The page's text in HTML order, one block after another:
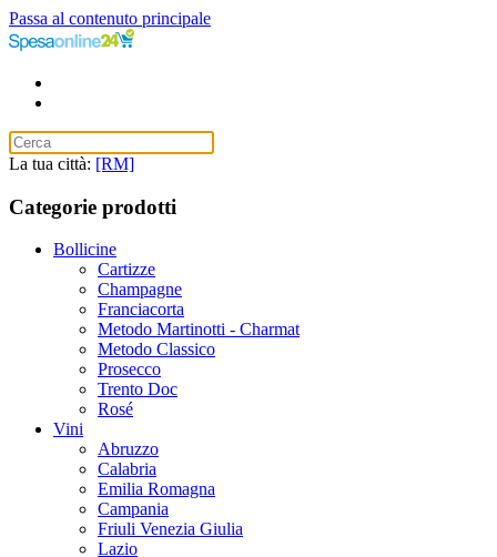
Passa al contenuto principale
La tua città: [RM]
Categorie prodotti
Bollicine
Cartizze
Champagne
Franciacorta
Metodo Martinotti - Charmat
Metodo Classico
Prosecco
Trento Doc
Rosé
Vini
Abruzzo
Calabria
Emilia Romagna
Campania
Friuli Venezia Giulia
Lazio